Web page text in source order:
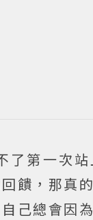
第一次
饋，那真
己總會因